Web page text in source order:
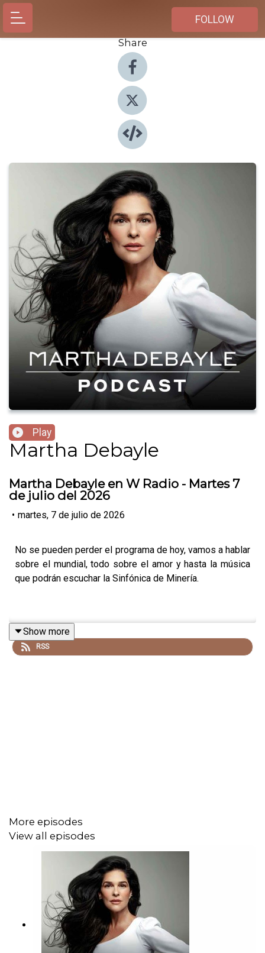
FOLLOW
Share
Play
Martha Debayle
Martha Debayle en W Radio - Martes 7
de julio del 2026
• martes, 7 de julio de 2026
No se pueden perder el programa de hoy, vamos a hablar
sobre el mundial, todo sobre el amor y hasta la música
que podrán escuchar la Sinfónica de Minería.
Show more
RSS
More episodes
View all episodes